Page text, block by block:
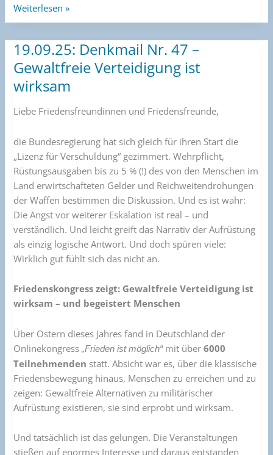
Weiterlesen »
19.09.25: Denkmail Nr. 47 –
Gewaltfreie Verteidigung ist
wirksam
Liebe Friedensfreundinnen und Friedensfreunde,
die Bundesregierung hat sich gleich für ihren Start die
„Lizenz für Verschuldung“ gezimmert. Wehrpflicht,
Rüstungsausgaben bis zu 5 % (!) des von den Menschen im
Land erwirtschafteten Gelder und Reichweitendrohungen
der Waffen bestimmen die Diskussion. Und es ist wahr:
Die Angst vor weiterer Eskalation ist real – und
verständlich. Und leicht greift das Narrativ der Aufrüstung
als einzig logische Antwort. Und doch spüren viele:
Wirklich gut fühlt sich das nicht an.
Friedenskongress zeigt: Gewaltfreie Verteidigung ist
wirksam – und begeistert Menschen
Über Ostern dieses Jahres fand in Deutschland der
Onlinekongress„Frieden ist möglich“mit über6000
Teilnehmenden statt. Absicht war es, über die klassische
Friedensbewegung hinaus, Menschen zu erreichen und zu
zeigen: Gewaltfreie Alternativen zu militärischer
Aufrüstung existieren, sie sind erprobt und wirksam.
Und tatsächlich ist das gelungen. Die Veranstaltungen
stießen auf enormes Interesse und daraus entstanden
19.09.25:
Denkmail
Nr.
47
–
ist
wirksam